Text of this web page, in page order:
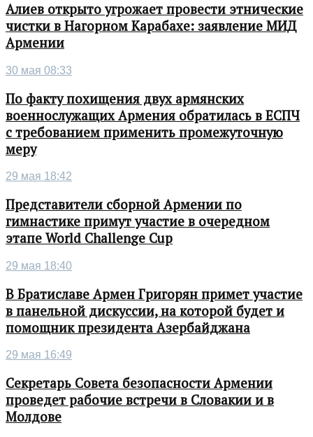
Алиев открыто угрожает провести этнические
чистки в Нагорном Карабахе: заявление МИД
Армении
30 мая 08:33
По факту похищения двух армянских
военнослужащих Армения обратилась в ЕСПЧ
с требованием применить промежуточную
меру
29 мая 18:42
Представители сборной Армении по
гимнастике примут участие в очередном
этапе World Challenge Cup
29 мая 18:40
В Братиславе Армен Григорян примет участие
в панельной дискуссии, на которой будет и
помощник президента Азербайджана
29 мая 16:49
Секретарь Совета безопасности Армении
проведет рабочие встречи в Словакии и в
Молдове